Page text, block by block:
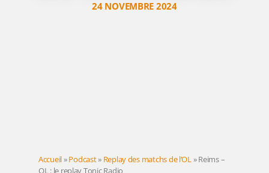
24 NOVEMBRE 2024
Accueil»Podcast» Replay des matchs de l’OL»Reims –
OL : le replay Tonic Radio